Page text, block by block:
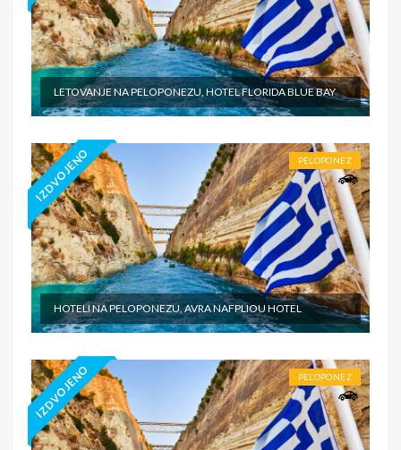
LETOVANJE NA PELOPONEZU, HOTEL FLORIDA BLUE BAY
IZDVOJENO PELOPONEZ
HOTELI NA PELOPONEZU, AVRA NAFPLIOU HOTEL
IZDVOJENO PELOPONEZ